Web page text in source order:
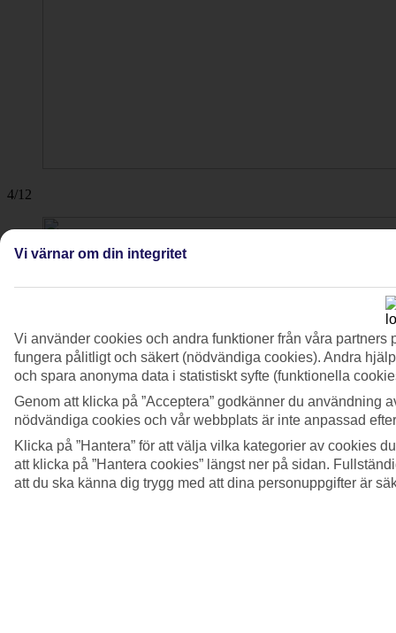
4/12
Vi värnar om din integritet
Vi använder cookies och andra funktioner från våra
fungera pålitligt och säkert (nödvändiga cookies). Andra
och spara anonyma data i statistiskt syfte (funktionella
Genom att klicka på ”Acceptera” godkänner du användning
nödvändiga cookies och vår webbplats är inte anpassad
Klicka på ”Hantera” för att välja vilka kategorier av cookies
att klicka på ”Hantera cookies” längst ner på sidan.
att du ska känna dig trygg med att dina personuppgifter är